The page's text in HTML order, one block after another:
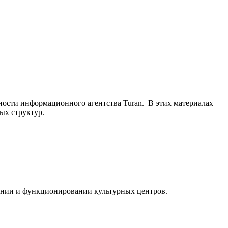
информационного агентства Turan. В этих материалах
структур.
и функционировании культурных центров.